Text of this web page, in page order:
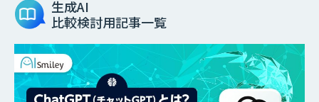
生成AI
比較検討用記事一覧